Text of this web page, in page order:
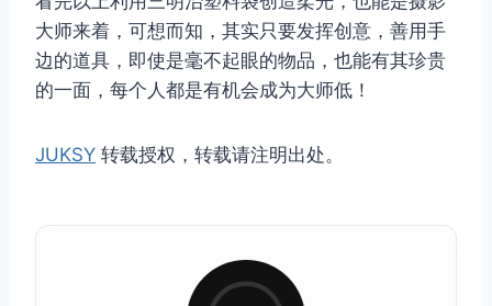
大师来着，可想而知，其实只要发挥创意，善用手
边的道具，即使是毫不起眼的物品，也能有其珍贵
的一面，每个人都是有机会成为大师低！
JUKSY 转载授权，转载请注明出处。